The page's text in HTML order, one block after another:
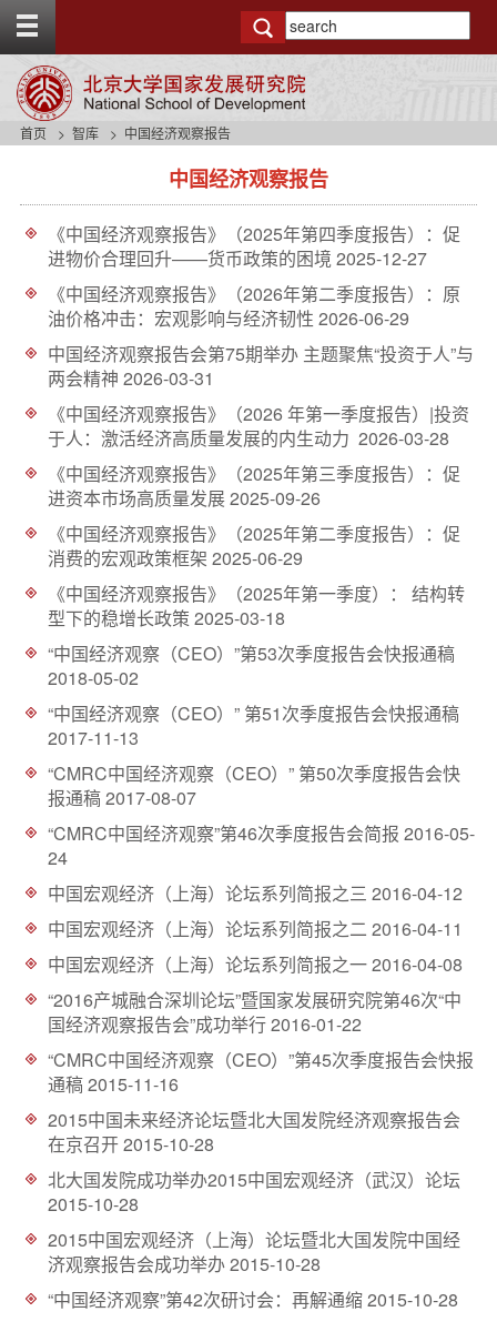
g
t
首页 智库 中国经济观察报告
中国经济观察报告
《中国经济观察报告》（2025年第四季度报告）：促
进物价合理回升——货币政策的困境2025-12-27
《中国经济观察报告》（2026年第二季度报告）：原
油价格冲击：宏观影响与经济韧性 2026-06-29
中国经济观察报告会第75期举办 主题聚焦“投资于人”与
两会精神 2026-03-31
《中国经济观察报告》（2026 年第一季度报告）|投资
于人：激活经济高质量发展的内生动力 2026-03-28
《中国经济观察报告》（2025年第三季度报告）：促
进资本市场高质量发展2025-09-26
《中国经济观察报告》（2025年第二季度报告）：促
消费的宏观政策框架 2025-06-29
《中国经济观察报告》（2025年第一季度）： 结构转
型下的稳增长政策 2025-03-18
“中国经济观察（CEO）”第53次季度报告会快报通稿
2018-05-02
“中国经济观察（CEO）” 第51次季度报告会快报通稿
2017-11-13
“CMRC中国经济观察（CEO）” 第50次季度报告会快
报通稿2017-08-07
“CMRC中国经济观察”第46次季度报告会简报 2016-05-
24
中国宏观经济（上海）论坛系列简报之三 2016-04-12
中国宏观经济（上海）论坛系列简报之二 2016-04-11
中国宏观经济（上海）论坛系列简报之一2016-04-08
“2016产城融合深圳论坛”暨国家发展研究院第46次“中
国经济观察报告会”成功举行2016-01-22
“CMRC中国经济观察（CEO）”第45次季度报告会快报
通稿2015-11-16
2015中国未来经济论坛暨北大国发院经济观察报告会
在京召开2015-10-28
北大国发院成功举办2015中国宏观经济（武汉）论坛
2015-10-28
2015中国宏观经济（上海）论坛暨北大国发院中国经
济观察报告会成功举办2015-10-28
“中国经济观察”第42次研讨会：再解通缩2015-10-28